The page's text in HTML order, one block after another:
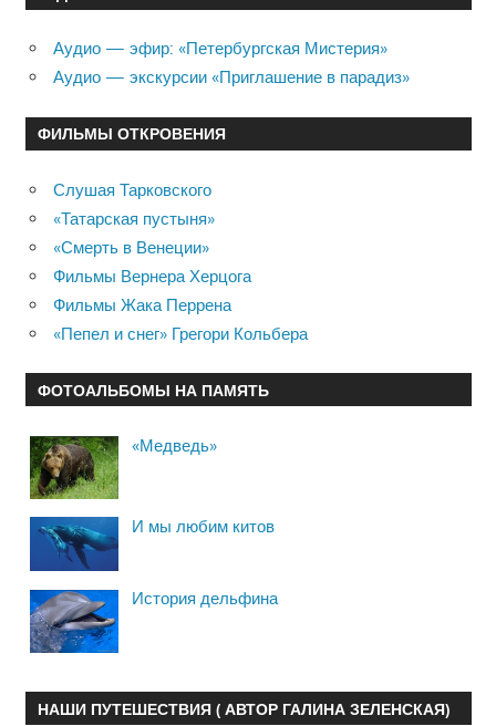
Аудио — эфир: «Петербургская Мистерия»
Аудио — экскурсии «Приглашение в парадиз»
ФИЛЬМЫ ОТКРОВЕНИЯ
Слушая Тарковского
«Татарская пустыня»
«Смерть в Венеции»
Фильмы Вернера Херцога
Фильмы Жака Перрена
«Пепел и снег» Грегори Кольбера
ФОТОАЛЬБОМЫ НА ПАМЯТЬ
«Медведь»
И мы любим китов
История дельфина
НАШИ ПУТЕШЕСТВИЯ ( АВТОР ГАЛИНА ЗЕЛЕНСКАЯ)